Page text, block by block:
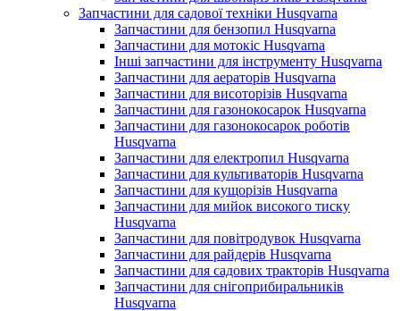
Запчастини для садової техніки Husqvarna
Запчастини для бензопил Husqvarna
Запчастини для мотокіс Husqvarna
Інші запчастини для інструменту Husqvarna
Запчастини для аераторів Husqvarna
Запчастини для висоторізів Husqvarna
Запчастини для газонокосарок Husqvarna
Запчастини для газонокосарок роботів
Husqvarna
Запчастини для електропил Husqvarna
Запчастини для культиваторів Husqvarna
Запчастини для кущорізів Husqvarna
Запчастини для мийок високого тиску
Husqvarna
Запчастини для повітродувок Husqvarna
Запчастини для райдерів Husqvarna
Запчастини для садових тракторів Husqvarna
Запчастини для снігоприбиральників
Husqvarna